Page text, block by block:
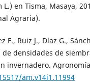
L.) en Tisma, Masaya,
Agraria).
F., Ruiz J., Díaz G.,
de densidades de
invernadero.
am.v14i1.11994